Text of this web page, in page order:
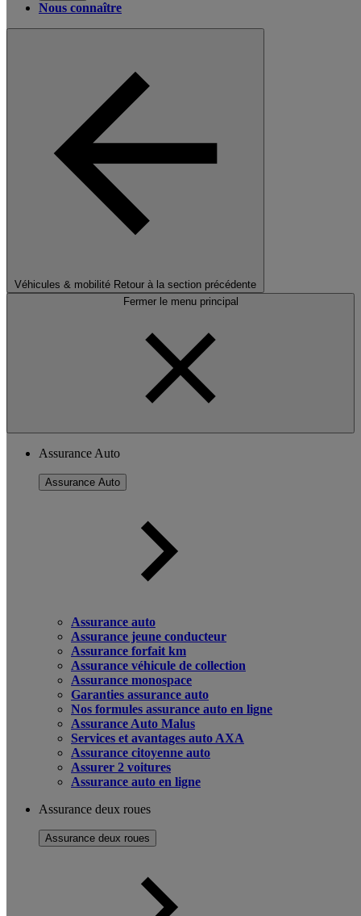
Nous connaître
Véhicules & mobilité Retour à la section précédente
Fermer le menu principal
Assurance Auto
Assurance Auto
Assurance auto
Assurance jeune conducteur
Assurance forfait km
Assurance véhicule de collection
Assurance monospace
Garanties assurance auto
Nos formules assurance auto en ligne
Assurance Auto Malus
Services et avantages auto AXA
Assurance citoyenne auto
Assurer 2 voitures
Assurance auto en ligne
Assurance deux roues
Assurance deux roues